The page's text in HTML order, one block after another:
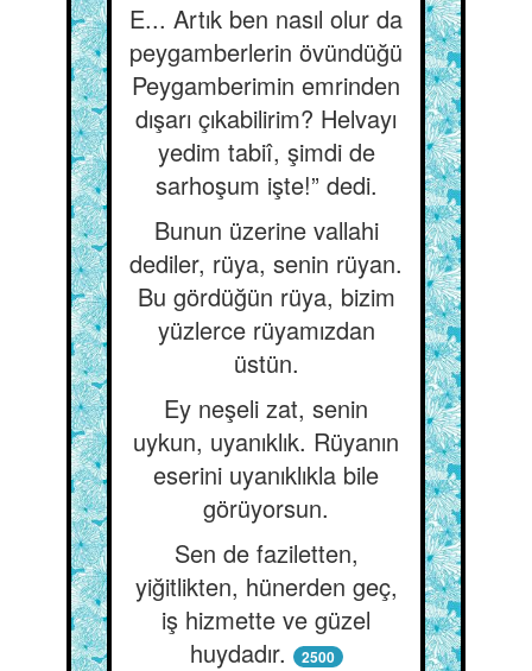
E... Artık ben nasıl olur da
peygamberlerin övündüğü
Peygamberimin emrinden
dışarı çıkabilirim? Helvayı
yedim tabiî, şimdi de
sarhoşum işte!” dedi.
Bunun üzerine vallahi
dediler, rüya, senin rüyan.
Bu gördüğün rüya, bizim
yüzlerce rüyamızdan
üstün.
Ey neşeli zat, senin
uykun, uyanıklık. Rüyanın
eserini uyanıklıkla bile
görüyorsun.
Sen de faziletten,
yiğitlikten, hünerden geç,
iş hizmette ve güzel
huydadır.
2500